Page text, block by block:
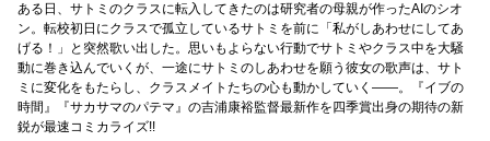
ある日、サトミのクラスに転入してきたのは研究者の母親が作ったAIのシオ
ン。転校初日にクラスで孤立しているサトミを前に「私がしあわせにしてあ
げる！」と突然歌い出した。思いもよらない行動でサトミやクラス中を大騒
動に巻き込んでいくが、一途にサトミのしあわせを願う彼女の歌声は、サト
ミに変化をもたらし、クラスメイトたちの心も動かしていく――。『イブの
時間』『サカサマのパテマ』の吉浦康裕監督最新作を四季賞出身の期待の新
鋭が最速コミカライズ!!